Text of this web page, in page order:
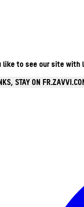
to see our site with
STAY ON